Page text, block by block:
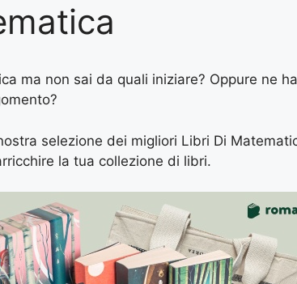
ma non sai da quali iniziare? Oppure ne
selezione dei migliori Libri Di
la tua collezione di libri.